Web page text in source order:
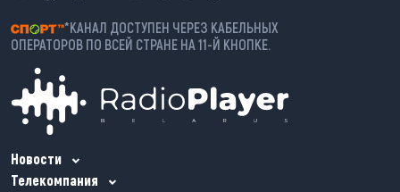
*КАНАЛ ДОСТУПЕН ЧЕРЕЗ КАБЕЛЬНЫХ
ОПЕРАТОРОВ ПО ВСЕЙ СТРАНЕ НА 11-Й КНОПКЕ.
Новости
Телекомпания